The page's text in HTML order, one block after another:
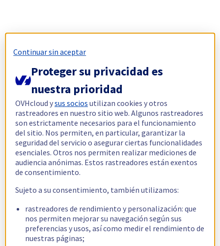
Continuar sin aceptar
Proteger su privacidad es
nuestra prioridad
OVHcloud ysus socios utilizan cookies y otros
rastreadores en nuestro sitio web. Algunos rastreadores
son estrictamente necesarios para el funcionamiento
del sitio. Nos permiten, en particular, garantizar la
seguridad del servicio o asegurar ciertas funcionalidades
esenciales. Otros nos permiten realizar mediciones de
audiencia anónimas. Estos rastreadores están exentos
de consentimiento.
Sujeto a su consentimiento, también utilizamos:
rastreadores de rendimiento y personalización: que
nos permiten mejorar su navegación según sus
preferencias y usos, así como medir el rendimiento de
nuestras páginas;